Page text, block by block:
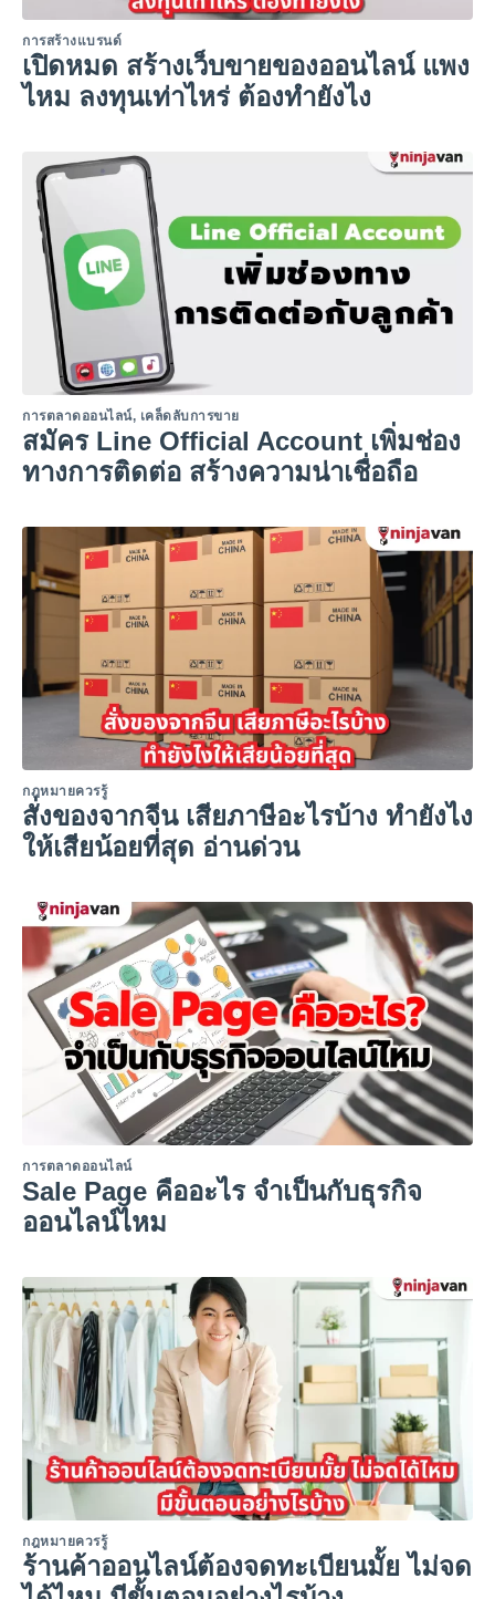
การสร้างแบรนด์
เปิดหมด สร้างเว็บขายของออนไลน์ แพง
ไหม ลงทุนเท่าไหร่ ต้องทำยังไง
การตลาดออนไลน์, เคล็ดลับการขาย
สมัคร Line Official Account เพิ่มช่อง
ทางการติดต่อ สร้างความน่าเชื่อถือ
กฎหมายควรรู้
สั่งของจากจีน เสียภาษีอะไรบ้าง ทำยังไง
ให้เสียน้อยที่สุด อ่านด่วน
การตลาดออนไลน์
Sale Page คืออะไร จำเป็นกับธุรกิจ
ออนไลน์ไหม
กฎหมายควรรู้
ร้านค้าออนไลน์ต้องจดทะเบียนมั้ย ไม่จด